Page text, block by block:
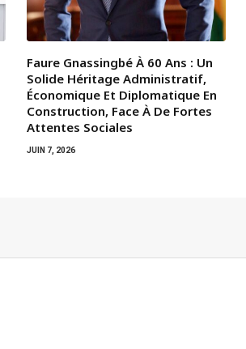
Faure Gnassingbé À 60 Ans : Un
Solide Héritage Administratif,
Économique Et Diplomatique En
Construction, Face À De Fortes
Attentes Sociales
JUIN 7, 2026